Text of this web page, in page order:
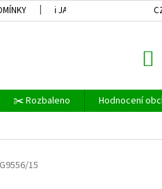
ℹ JAK NAKUPOVAT A DALŠÍ..
✂️ Rozbaleno Hodnocení
15